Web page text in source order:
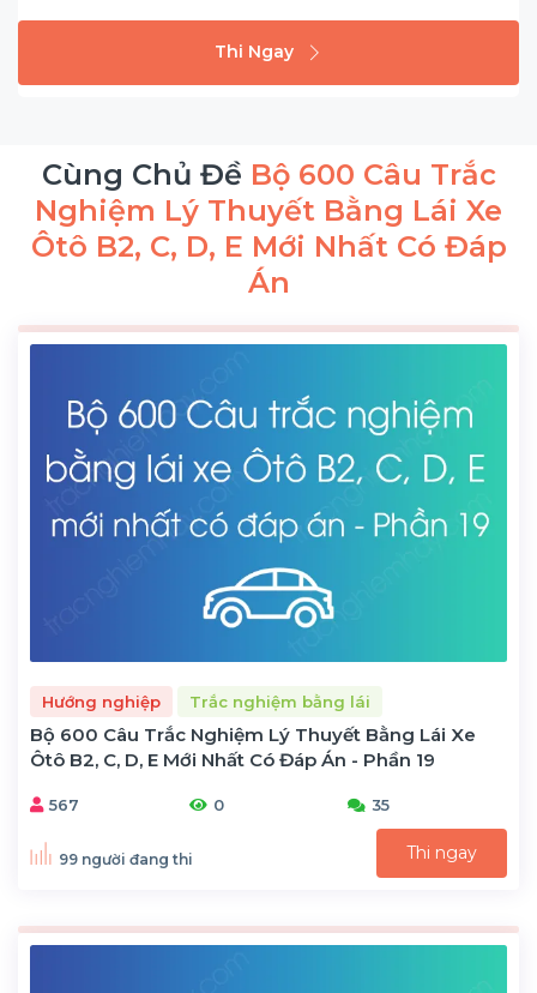
Thi Ngay
Cùng Chủ Đề Bộ 600 Câu Trắc
Nghiệm Lý Thuyết Bằng Lái Xe
Ôtô B2, C, D, E Mới Nhất Có Đáp
Án
Hướng nghiệp Trắc nghiệm bằng lái
Bộ 600 Câu Trắc Nghiệm Lý Thuyết Bằng Lái Xe
Ôtô B2, C, D, E Mới Nhất Có Đáp Án - Phần 19
567 0 35
99 người đang thi Thi ngay